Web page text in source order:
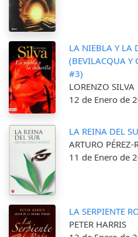
LA NIEBLA Y LA
(BEVILACQUA Y
#3)
LORENZO SILVA
12 de Enero de
LA REINA DEL
ARTURO PÉREZ-
11 de Enero de
LA SERPIENTE
PETER HARRIS